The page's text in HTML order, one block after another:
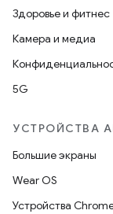
Здоровье и фитнес
Камера и медиа
5G
УСТРОЙСТВА
Большие экраны
Wear OS
Устройства